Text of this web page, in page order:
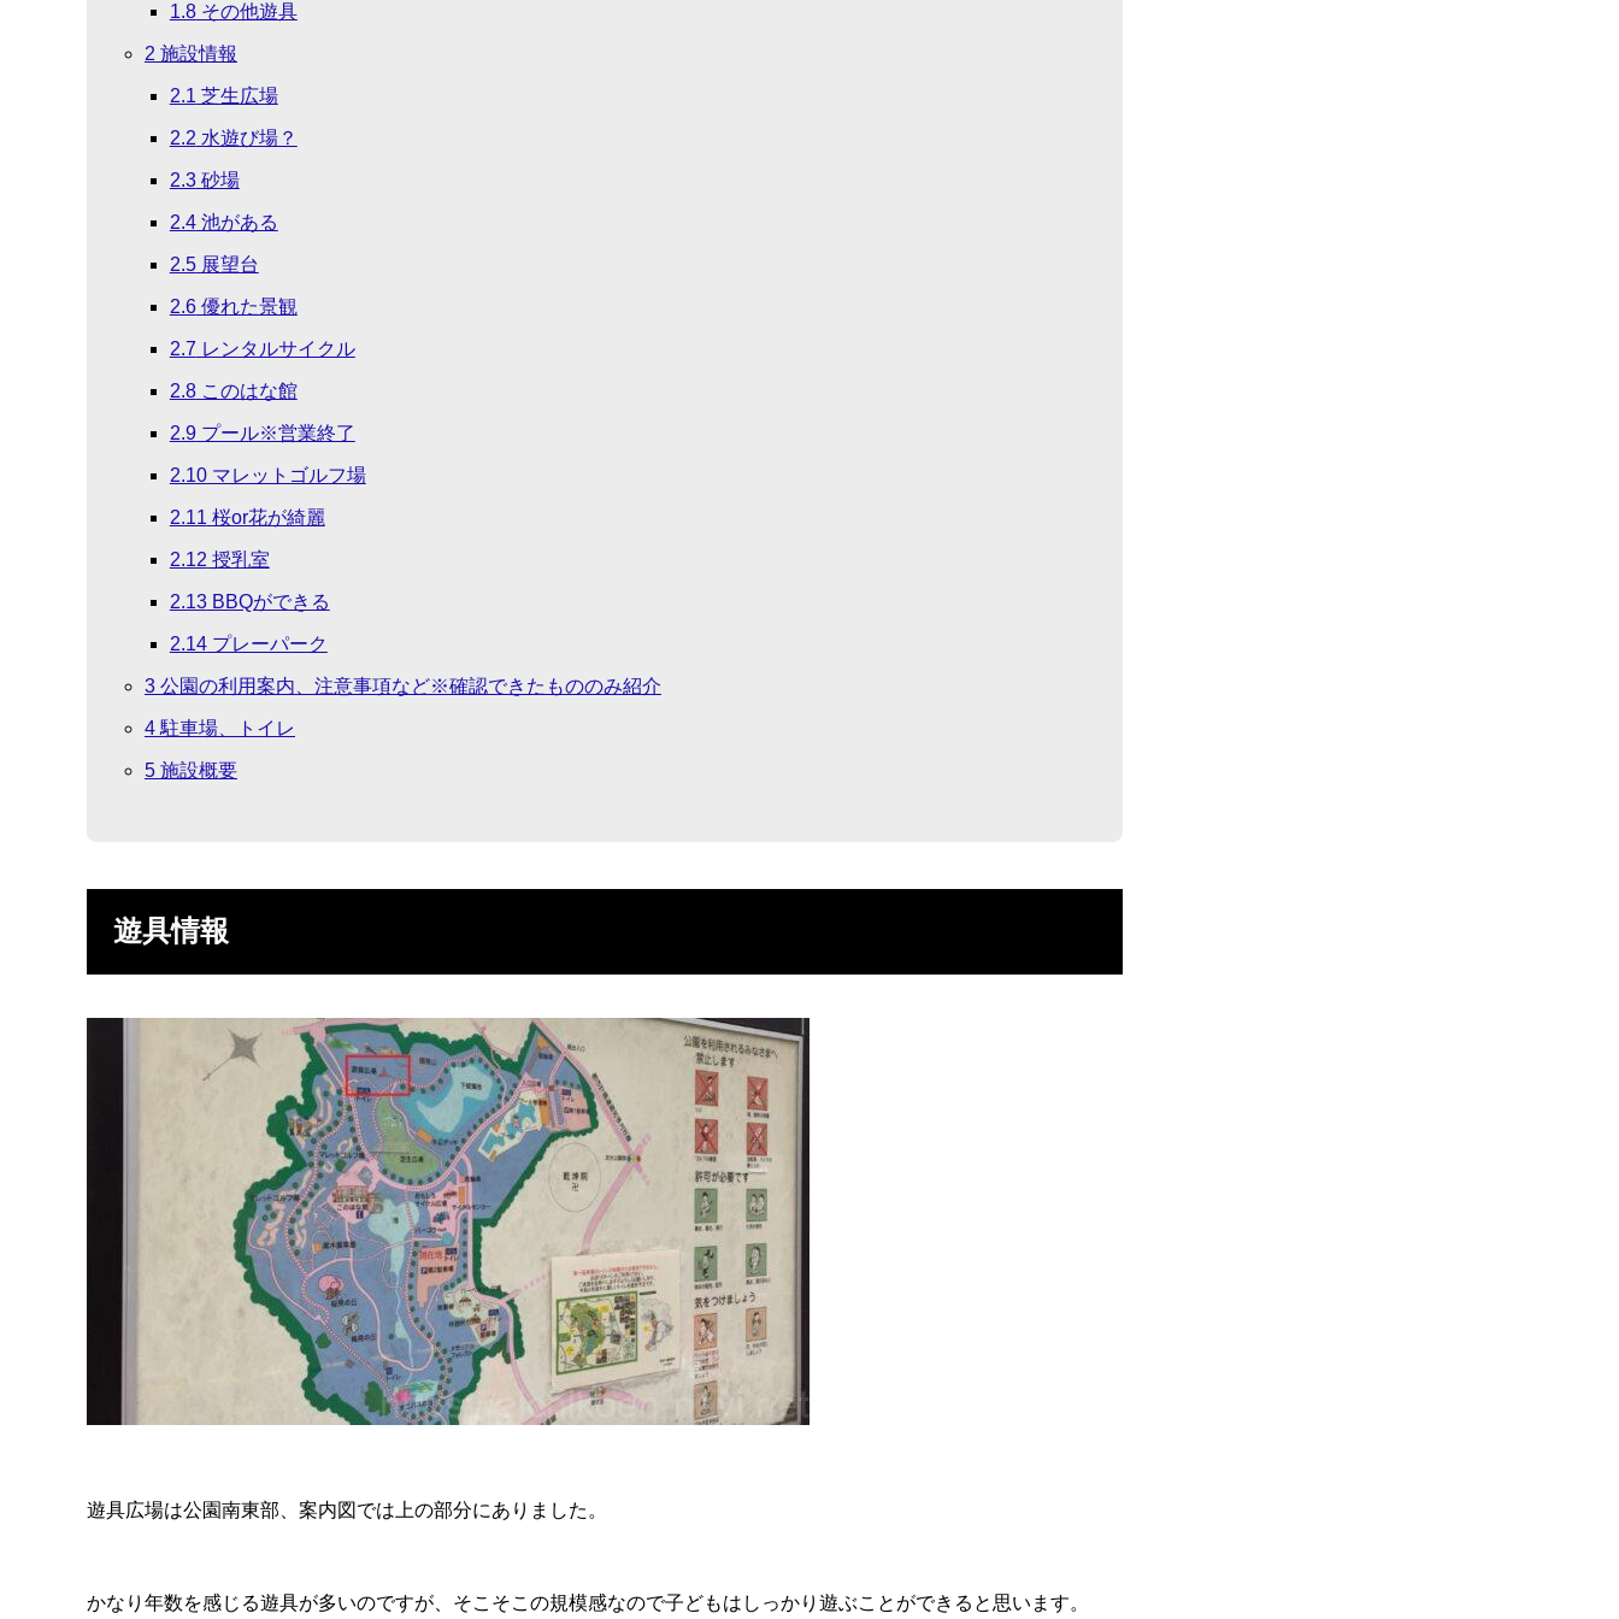
1.8その他遊具
2 施設情報
2.1 芝生広場
2.2 水遊び場？
2.3砂場
2.4池がある
2.5展望台
2.6優れた景観
2.7 レンタルサイクル
2.8このはな館
2.9プール※営業終了
2.10マレットゴルフ場
2.11 桜or花が綺麗
2.12 授乳室
2.13BBQができる
2.14プレーパーク
3公園の利用案内、注意事項など※確認できたもののみ紹介
4駐車場、トイレ
5施設概要
遊具情報
遊具広場は公園南東部、案内図では上の部分にありました。
かなり年数を感じる遊具が多いのですが、そこそこの規模感なので子どもはしっかり遊ぶことができると思います。